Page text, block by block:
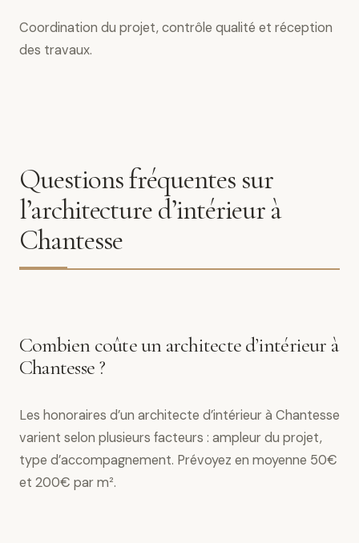
Coordination du projet, contrôle qualité et réception
des travaux.
Questions fréquentes sur
l’architecture d’intérieur à
Chantesse
Combien coûte un architecte d’intérieur à
Chantesse ?
Les honoraires d’un architecte d’intérieur à Chantesse
varient selon plusieurs facteurs : ampleur du projet,
type d’accompagnement. Prévoyez en moyenne 50€
et 200€ par m².